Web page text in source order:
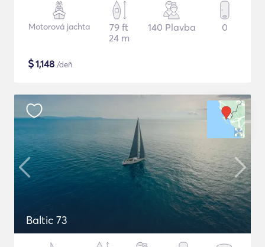
Motorová jachta
79 ft
24 m
140 Plavba 0
$1,148 /deň
Baltic 73